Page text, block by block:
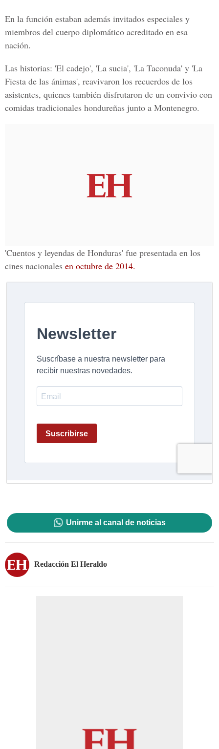
En la función estaban además invitados especiales y
miembros del cuerpo diplomático acreditado en esa
nación.
Las historias: 'El cadejo', 'La sucia', 'La Taconuda' y 'La
Fiesta de las ánimas', reavivaron los recuerdos de los
asistentes, quienes también disfrutaron de un convivio con
comidas tradicionales hondureñas junto a Montenegro.
'Cuentos y leyendas de Honduras' fue presentada en los
cines nacionales en octubre de 2014.
Unirme al canal de noticias
Redacción El Heraldo